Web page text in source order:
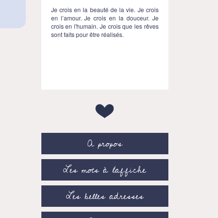
Je crois en la beauté de la vie. Je crois
en l’amour. Je crois en la douceur. Je
crois en l'humain. Je crois que les rêves
sont faits pour être réalisés.
A propos
Les mots à l’affiche
Les belles adresses